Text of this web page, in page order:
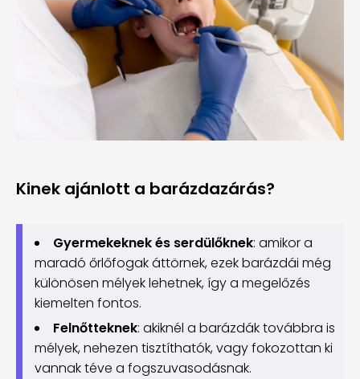
Kinek ajánlott a barázdazárás?
Gyermekeknek és serdülőknek: amikor a
maradó őrlőfogak áttörnek, ezek barázdái még
különösen mélyek lehetnek, így a megelőzés
kiemelten fontos.
Felnőtteknek: akiknél a barázdák továbbra is
mélyek, nehezen tisztíthatók, vagy fokozottan ki
vannak téve a fogszuvasodásnak.